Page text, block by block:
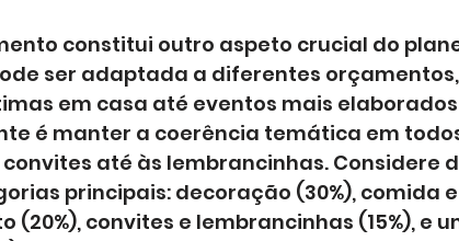
constitui outro aspeto crucial do
ser adaptada a diferentes
em casa até eventos mais
é manter a coerência temática em
até às lembrancinhas. Considere
principais: decoração (30%), comida
(20%), convites e lembrancinhas (15%), e